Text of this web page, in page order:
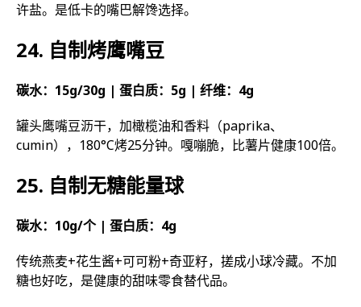
许盐。是低卡的嘴巴解馋选择。
24. 自制烤鹰嘴豆
碳水：15g/30g | 蛋白质：5g | 纤维：4g
罐头鹰嘴豆沥干，加橄榄油和香料（paprika、
cumin），180°C烤25分钟。嘎嘣脆，比薯片健康100倍。
25. 自制无糖能量球
碳水：10g/个 | 蛋白质：4g
传统燕麦+花生酱+可可粉+奇亚籽，搓成小球冷藏。不加
糖也好吃，是健康的甜味零食替代品。